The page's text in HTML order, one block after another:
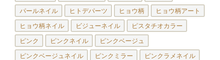
パールネイル ヒトデパーツ ヒョウ柄 ヒョウ柄アート
ヒョウ柄ネイル ビジューネイル ピスタチオカラー
ピンク ピンクネイル ピンクベージュ
ピンクベージュネイル ピンクミラー ピンクラメネイル